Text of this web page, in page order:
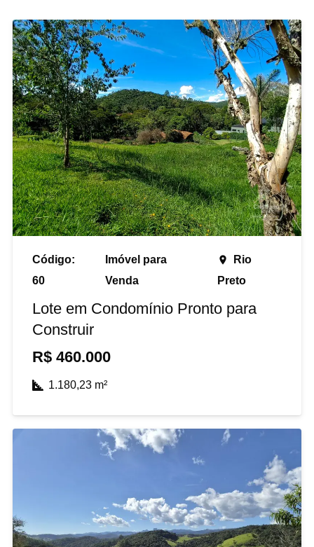
Código:
60
Imóvel para
Venda
place
Rio
Preto
Lote em Condomínio Pronto para
Construir
R$460.000
1.180,23m²